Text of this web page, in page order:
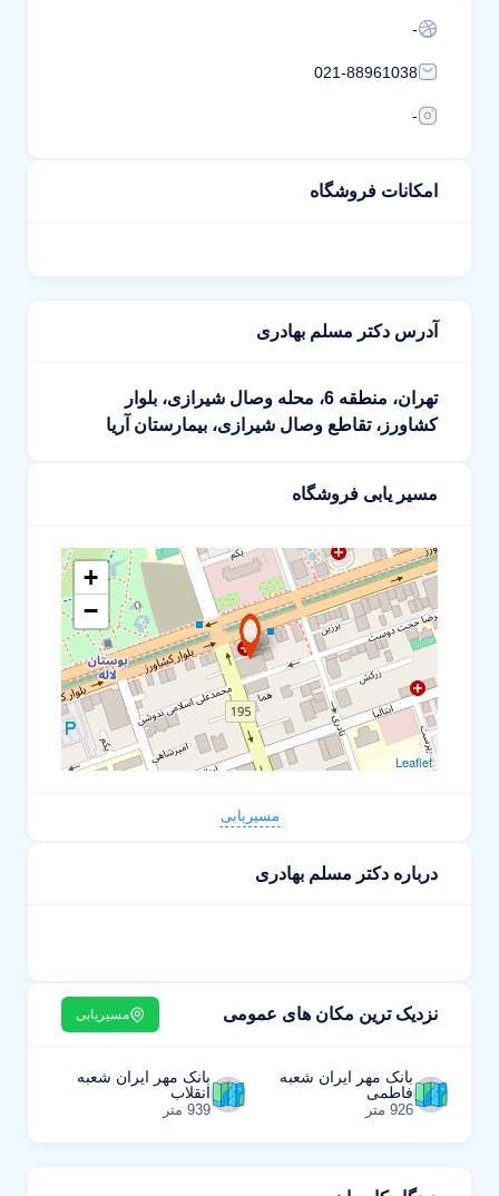
-
021-88961038
-
امکانات فروشگاه
آدرس دکتر مسلم بهادری
تهران، منطقه 6، محله وصال شیرازی، بلوار
کشاورز، تقاطع وصال شیرازی، بیمارستان آریا
مسیر یابی فروشگاه
+
−
Leaflet
مسیریابی
درباره دکتر مسلم بهادری
نزدیک ترین مکان های عمومی مسیریابی
بانک مهر ایران شعبه
فاطمی
926 متر
بانک مهر ایران شعبه
انقلاب
939 متر